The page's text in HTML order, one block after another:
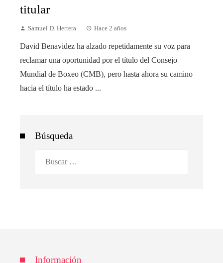
titular
Samuel D. Herrera Hace 2 años
David Benavidez ha alzado repetidamente su voz para
reclamar una oportunidad por el título del Consejo
Mundial de Boxeo (CMB), pero hasta ahora su camino
hacia el título ha estado ...
Búsqueda
Información